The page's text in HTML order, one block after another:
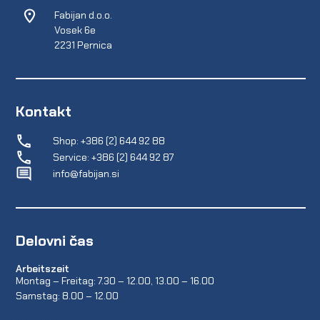
Fabijan d.o.o.
Vosek 6e
2231 Pernica
Kontakt
Shop: +386 (2) 644 92 88
Service: +386 (2) 644 92 87
info@fabijan.si
Delovni čas
Arbeitszeit
Montag – Freitag: 7.30 – 12.00, 13.00 – 16.00
Samstag: 8.00 – 12.00